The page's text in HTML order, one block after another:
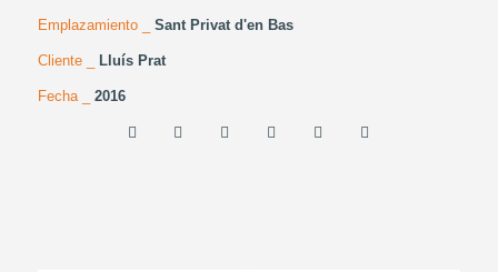
Emplazamiento _ Sant Privat d'en Bas
Cliente _ Lluís Prat
Fecha _ 2016